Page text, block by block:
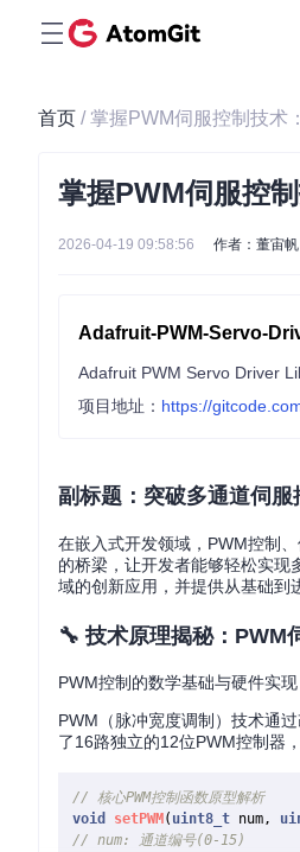
首页 / 掌握PWM伺服控制技术
掌握PWM伺服控
2026-04-19 09:58:56 作者：董宙帆
Adafruit-PWM-Servo-
Adafruit PWM Servo Driver
项目地址： https://
副标题：突破多通道伺
在嵌入式开发领域，PWM控制
的桥梁，让开发者能够轻松实现
域的创新应用，并提供从基础到
🔧 技术原理揭秘：PWM
PWM控制的数学基础与硬件实现
PWM（脉冲宽度调制）技术通
了16路独立的12位PWM控制器
// 核心PWM控制函数原型解析
void
setPWM ( uint8_t num,
// num: 通道编号(0-15)